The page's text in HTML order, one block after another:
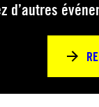
d’autres